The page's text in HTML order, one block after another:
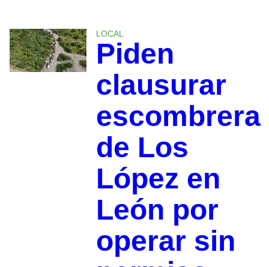
LOCAL
Piden
clausurar
escombrera
de Los
López en
León por
operar sin